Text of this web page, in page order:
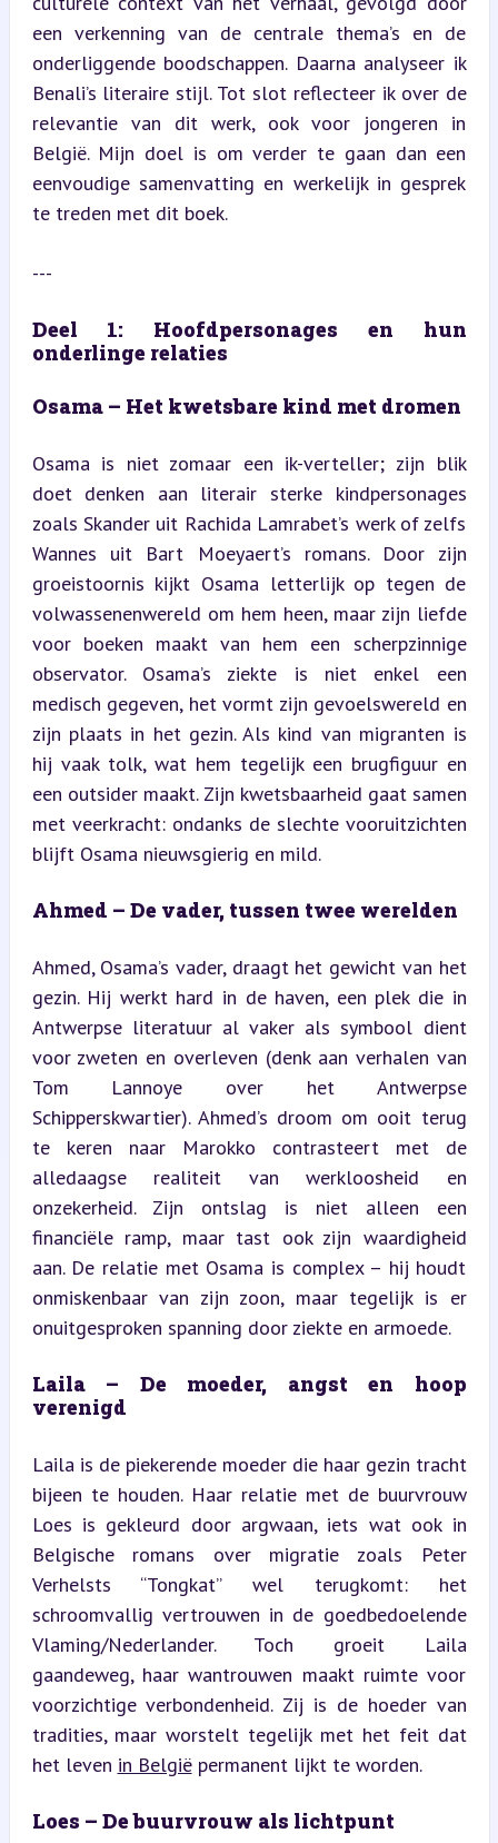
een verkenning van de centrale thema’s en de
onderliggende boodschappen. Daarna analyseer ik
Benali’s literaire stijl. Tot slot reflecteer ik over de
relevantie van dit werk, ook voor jongeren in
België. Mijn doel is om verder te gaan dan een
eenvoudige samenvatting en werkelijk in gesprek
te treden met dit boek.
---
Deel 1: Hoofdpersonages en hun
onderlinge relaties
Osama – Het kwetsbare kind met dromen
Osama is niet zomaar een ik-verteller; zijn blik
doet denken aan literair sterke kindpersonages
zoals Skander uit Rachida Lamrabet’s werk of zelfs
Wannes uit Bart Moeyaert’s romans. Door zijn
groeistoornis kijkt Osama letterlijk op tegen de
volwassenenwereld om hem heen, maar zijn liefde
voor boeken maakt van hem een scherpzinnige
observator. Osama’s ziekte is niet enkel een
medisch gegeven, het vormt zijn gevoelswereld en
zijn plaats in het gezin. Als kind van migranten is
hij vaak tolk, wat hem tegelijk een brugfiguur en
een outsider maakt. Zijn kwetsbaarheid gaat samen
met veerkracht: ondanks de slechte vooruitzichten
blijft Osama nieuwsgierig en mild.
Ahmed – De vader, tussen twee werelden
Ahmed, Osama’s vader, draagt het gewicht van het
gezin. Hij werkt hard in de haven, een plek die in
Antwerpse literatuur al vaker als symbool dient
voor zweten en overleven (denk aan verhalen van
Tom Lannoye over het Antwerpse
Schipperskwartier). Ahmed’s droom om ooit terug
te keren naar Marokko contrasteert met de
alledaagse realiteit van werkloosheid en
onzekerheid. Zijn ontslag is niet alleen een
financiële ramp, maar tast ook zijn waardigheid
aan. De relatie met Osama is complex – hij houdt
onmiskenbaar van zijn zoon, maar tegelijk is er
onuitgesproken spanning door ziekte en armoede.
Laila – De moeder, angst en hoop
verenigd
Laila is de piekerende moeder die haar gezin tracht
bijeen te houden. Haar relatie met de buurvrouw
Loes is gekleurd door argwaan, iets wat ook in
Belgische romans over migratie zoals Peter
Verhelsts “Tongkat” wel terugkomt: het
schroomvallig vertrouwen in de goedbedoelende
Vlaming/Nederlander. Toch groeit Laila
gaandeweg, haar wantrouwen maakt ruimte voor
voorzichtige verbondenheid. Zij is de hoeder van
tradities, maar worstelt tegelijk met het feit dat
het leven in België permanent lijkt te worden.
Loes – De buurvrouw als lichtpunt